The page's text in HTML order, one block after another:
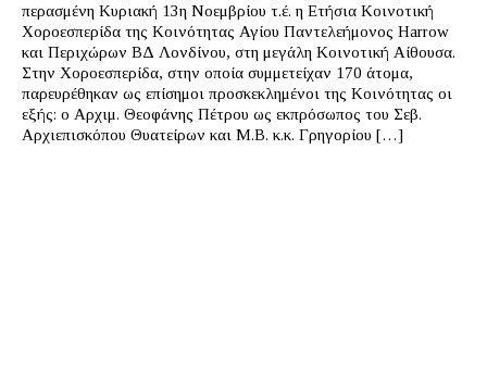
περασμένη Κυριακή 13η Nοεμβρίου τ.έ. η Ετήσια Κοινοτική
Χοροεσπερίδα της Κοινότητας Αγίου Παντελεήμονος Harrow
και Περιχώρων BΔ Λονδίνου, στη μεγάλη Κοινοτική Αίθουσα.
Στην Χοροεσπερίδα, στην οποία συμμετείχαν 170 άτομα,
παρευρέθηκαν ως επίσημοι προσκεκλημένοι της Κοινότητας οι
εξής: o Αρχιμ. Θεοφάνης Πέτρου ως εκπρόσωπος του Σεβ.
Αρχιεπισκόπου Θυατείρων και Μ.Β. κ.κ. Γρηγορίου […]